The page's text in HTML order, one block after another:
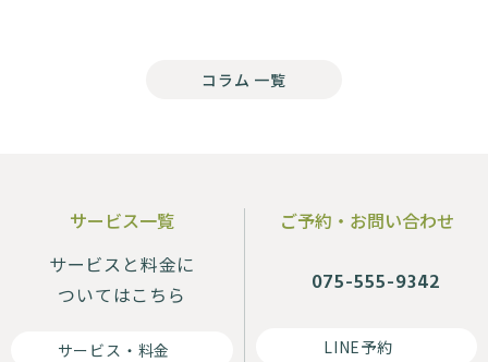
コラム 一覧
サービス一覧
サービスと料金に
ついてはこちら
サービス・料金
ご予約・お問い合わせ
075-555-9342
LINE予約